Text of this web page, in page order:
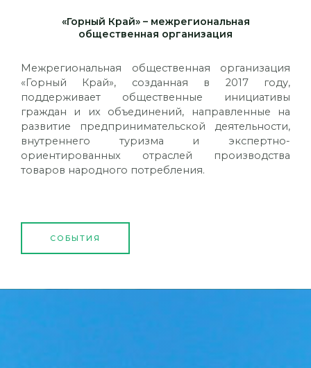
«Горный Край» – межрегиональная
общественная организация
Межрегиональная общественная организация
«Горный Край», созданная в 2017 году,
поддерживает общественные инициативы
граждан и их объединений, направленные на
развитие предпринимательской деятельности,
внутреннего туризма и экспертно-
ориентированных отраслей производства
товаров народного потребления.
СОБЫТИЯ